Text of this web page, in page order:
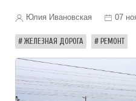
Юлия Ивановская 07
ЖЕЛЕЗНАЯ ДОРОГА РЕМОНТ